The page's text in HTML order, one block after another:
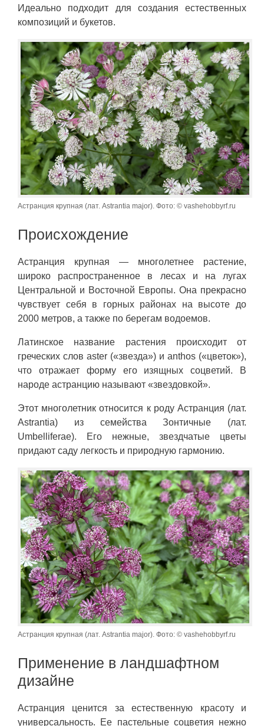
Идеально подходит для создания естественных
композиций и букетов.
Астранция крупная (лат. Astrantia major). Фото: © vashehobbyrf.ru
Происхождение
Астранция крупная — многолетнее растение,
широко распространенное в лесах и на лугах
Центральной и Восточной Европы. Она прекрасно
чувствует себя в горных районах на высоте до
2000 метров, а также по берегам водоемов.
Латинское название растения происходит от
греческих слов aster («звезда») и anthos («цветок»),
что отражает форму его изящных соцветий. В
народе астранцию называют «звездовкой».
Этот многолетник относится к роду Астранция (лат.
Astrantia) из семейства Зонтичные (лат.
Umbelliferae). Его нежные, звездчатые цветы
придают саду легкость и природную гармонию.
Астранция крупная (лат. Astrantia major). Фото: © vashehobbyrf.ru
Применение в ландшафтном
дизайне
Астранция ценится за естественную красоту и
универсальность. Ее пастельные соцветия нежно